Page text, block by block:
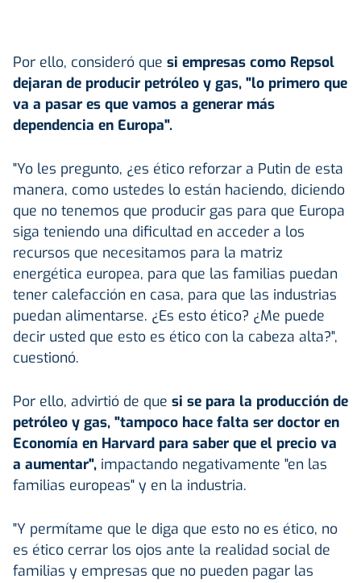
Por ello, consideró que si empresas como Repsol
dejaran de producir petróleo y gas, "lo primero que
va a pasar es que vamos a generar más
dependencia en Europa".
"Yo les pregunto, ¿es ético reforzar a Putin de esta
manera, como ustedes lo están haciendo, diciendo
que no tenemos que producir gas para que Europa
siga teniendo una dificultad en acceder a los
recursos que necesitamos para la matriz
energética europea, para que las familias puedan
tener calefacción en casa, para que las industrias
puedan alimentarse. ¿Es esto ético? ¿Me puede
decir usted que esto es ético con la cabeza alta?",
cuestionó.
Por ello, advirtió de que si se para la producción de
petróleo y gas, "tampoco hace falta ser doctor en
Economía en Harvard para saber que el precio va
a aumentar", impactando negativamente "en las
familias europeas" y en la industria.
"Y permítame que le diga que esto no es ético, no
es ético cerrar los ojos ante la realidad social de
familias y empresas que no pueden pagar las